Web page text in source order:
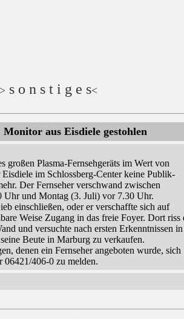
> s o n s t i g e s<
aus Eisdiele gestohlen
großen Plasma-Fernsehgeräts im Wert von
im Schlossberg-Center keine Publik-
Der Fernseher verschwand zwischen
Uhr und Montag (3. Juli) vor 7.30 Uhr.
einschließen, oder er verschaffte sich auf
Weise Zugang in das freie Foyer. Dort riss
und versuchte nach ersten Erkenntnissen in
Beute in Marburg zu verkaufen.
denen ein Fernseher angeboten wurde, sich
06421/406-0 zu melden.